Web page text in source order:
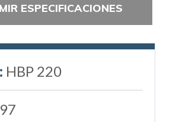
ESPECIFICACIONES
HBP 220